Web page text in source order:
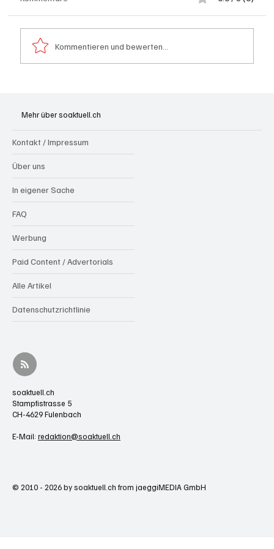
Kommentieren und bewerten...
Mehr über soaktuell.ch
Kontakt / Impressum
Über uns
In eigener Sache
FAQ
Werbung
Paid Content / Advertorials
Alle Artikel
Datenschutzrichtlinie
soaktuell.ch
Stampfistrasse 5
CH-4629 Fulenbach
E-Mail: redaktion@soaktuell.ch
© 2010 - 2026 by soaktuell.ch from jaeggiMEDIA GmbH